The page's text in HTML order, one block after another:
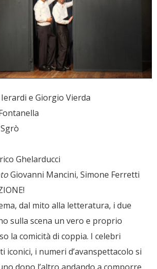
e Giorgio Vierda
Ghelarducci
Giovanni Mancini, Simone Ferretti
dal mito alla letteratura, i due
sulla scena un vero e proprio
la comicità di coppia. I celebri
iconici, i numeri d’avanspettacolo si
dopo l’altro andando a comporre